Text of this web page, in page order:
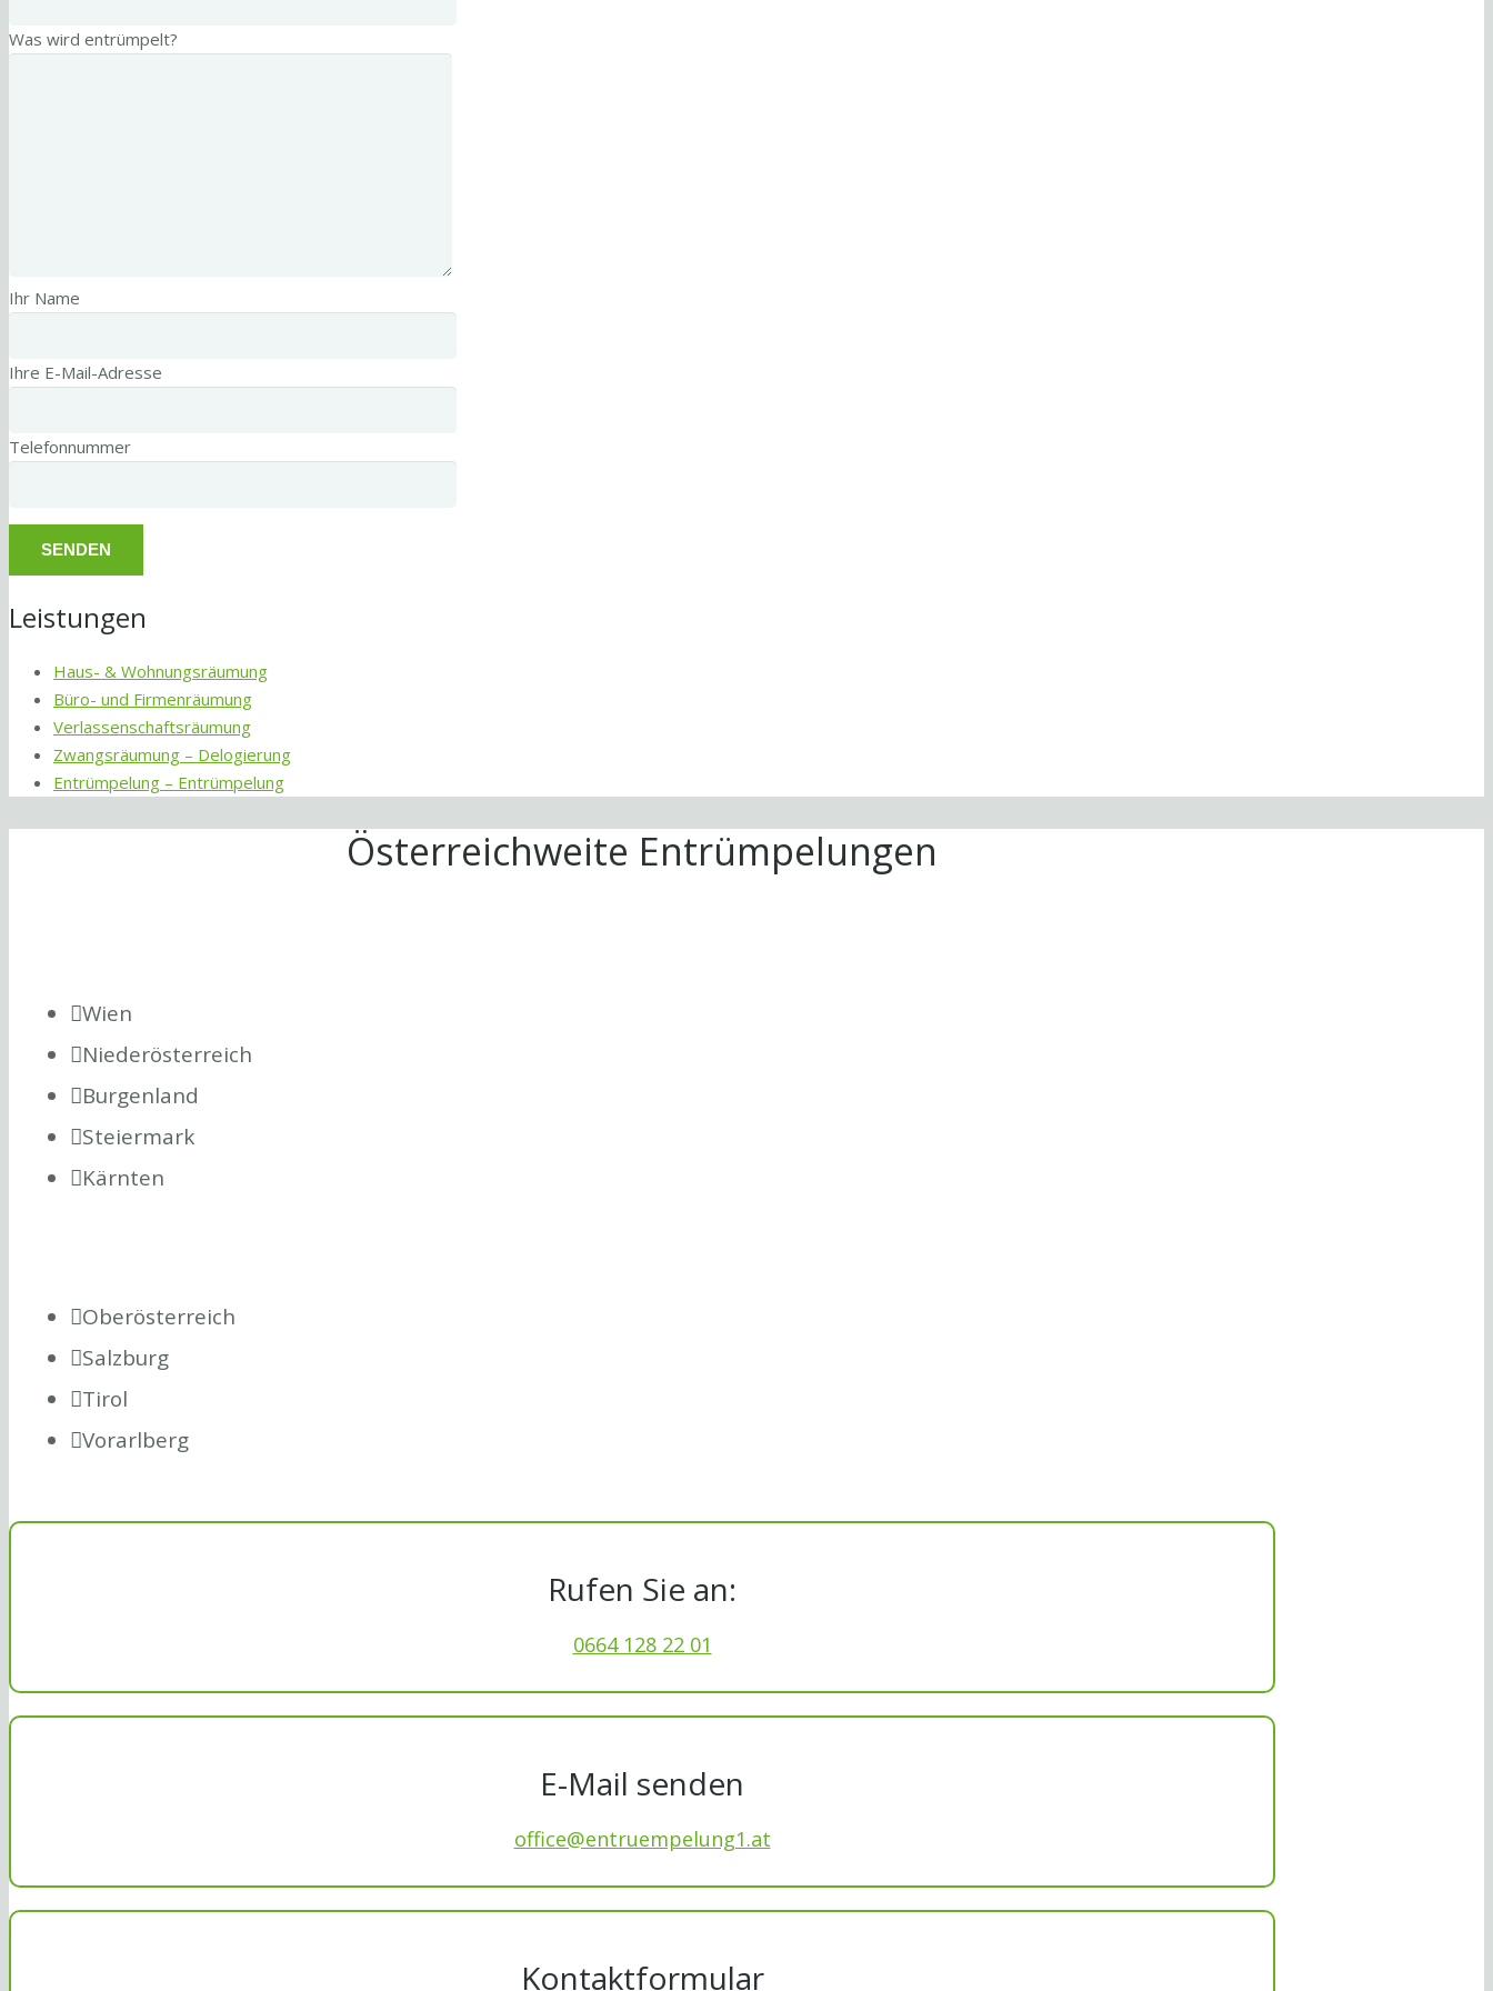
Was wird entrümpelt?
Ihr Name
Ihre E-Mail-Adresse
Telefonnummer
Leistungen
Haus- & Wohnungsräumung
Büro- und Firmenräumung
Verlassenschaftsräumung
Zwangsräumung – Delogierung
Entrümpelung – Entrümpelung
Österreichweite Entrümpelungen
Wien
Niederösterreich
Burgenland
Steiermark
Kärnten
Oberösterreich
Salzburg
Tirol
Vorarlberg
Rufen Sie an:
0664 128 22 01
E-Mail senden
office@entruempelung1.at
Kontaktformular